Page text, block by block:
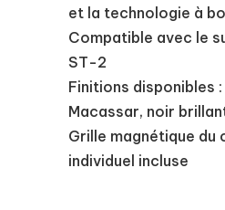
et la technologie à
Compatible avec le
ST-2
Finitions disponibles
Macassar, noir
Grille magnétique du
individuel incluse